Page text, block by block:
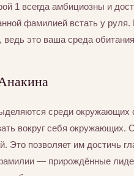
1 всегда амбициозны и
фамилией встать у
ведь это ваша среда
среди окружающих
вокруг себя окружающих.
Это позволяет им достичь
— прирождённые